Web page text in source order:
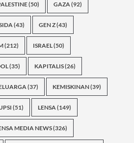
(50) GAZA(92)
(43) GEN Z(43)
(212) ISRAEL(50)
(35) KAPITALIS(26)
(37) KEMISKINAN(39)
(51) LENSA(149)
MEDIA NEWS(326)